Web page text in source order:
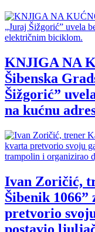
KNJIGA NA
Šibenska
Šižgorić”
na kućnu
Ivan Zoričić,
Šibenik
pretvorio